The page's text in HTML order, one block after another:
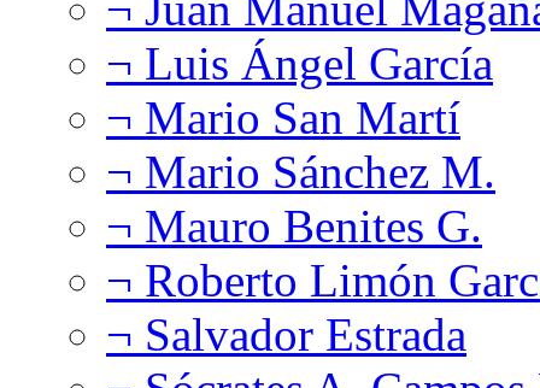
¬ Luis Ángel García
¬ Mario San Martí
¬ Mario Sánchez M.
¬ Mauro Benites G.
¬ Roberto Limón
¬ Salvador Estrada